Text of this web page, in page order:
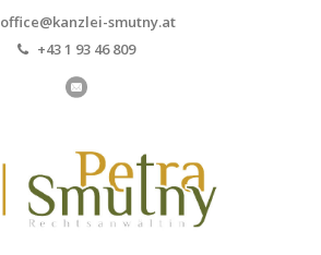
office@kanzlei-smutny.at
+43 1 93 46 809